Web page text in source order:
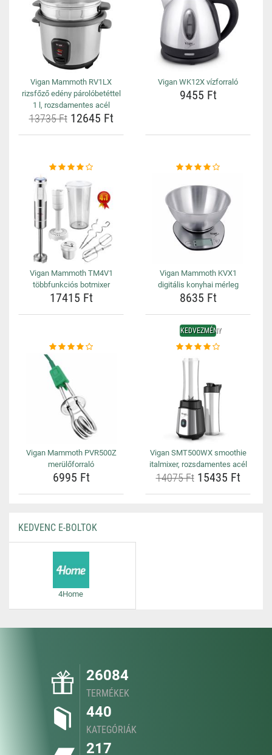
Vigan Mammoth RV1LX
rizsfőző edény párolóbetéttel
1 l, rozsdamentes acél
13735 Ft12645 Ft
Vigan WK12X vízforraló
9455 Ft
Vigan Mammoth TM4V1
többfunkciós botmixer
17415 Ft
Vigan Mammoth KVX1
digitális konyhai mérleg
8635 Ft
Vigan Mammoth PVR500Z
merülőforraló
6995 Ft
KEDVEZMÉNY
Vigan SMT500WX smoothie
italmixer, rozsdamentes acél
14075 Ft15435 Ft
KEDVENC E-BOLTOK
4Home
26084
TERMÉKEK
440
KATEGÓRIÁK
217